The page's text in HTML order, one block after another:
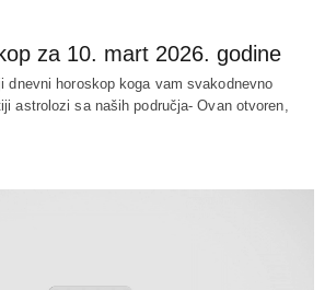
za 10. mart 2026. godine
dnevni horoskop koga vam svakodnevno
astrolozi sa naših područja- Ovan otvoren,